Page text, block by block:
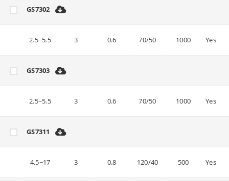
GS7302
2.5~5.5 3 0.6 70/50 1000 Yes
GS7303
2.5~5.5 3 0.6 70/50 1000 Yes
GS7311
4.5~17 3 0.8 120/40 500 Yes